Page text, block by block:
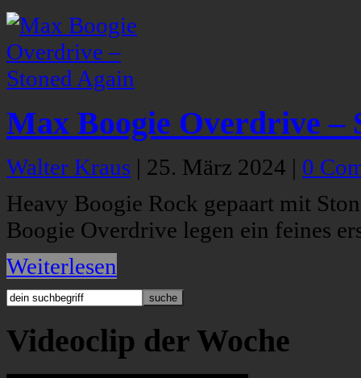
Max Boogie Overdrive –
Walter Kraus | 25. März 2024 | 0
Heavy Boogie Rock gepaart mit
Boogie Overdrive legen ein feines
Weiterlesen
Videoclip der Woche